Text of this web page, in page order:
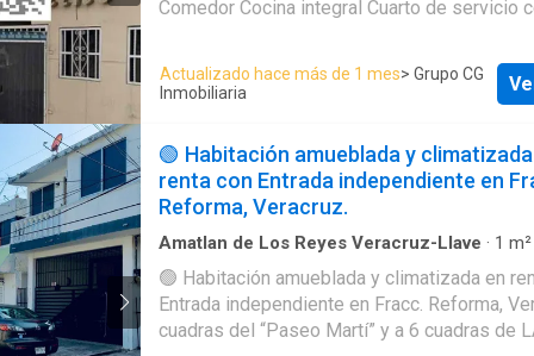
excelente calidad de vida. Agenda tu cita y
Comedor Cocina integral Cuarto de servicio con baño
Recámaras secundarias con clóset Cuarto de lavado con
Protecciones $13,000.00 ⚠️ Visita nuestra web y conoce
un increíble portafolio de propiedades.
www.grupocginmobiliaria.co---- ⚠️ CAMBIO DE PRECIO
SIN PREVIO AVISO SUJETO A
#casasdeprimera #veracruz #inmueblesdelujo
#casasventa #inmobiliaria #casas #departamentos
#inmuebles #ventas #rentas #terrenos
#cordoba #orizaba #queretaro #Mérida
Actualizado hace más de 1 mes> Grupo CG
Inmobiliaria
🟢 Habitación amueblada y
renta con Entrada independiente en
Reforma, Veracruz.
Amatlan de Los Reyes Veracruz-Llave · 1 m²
1Baño
🟢 Habitación amueblada y climatizada en
Entrada independiente en Fracc. Reforma,
cuadras del “Paseo Martí” y a 6 cuadras de